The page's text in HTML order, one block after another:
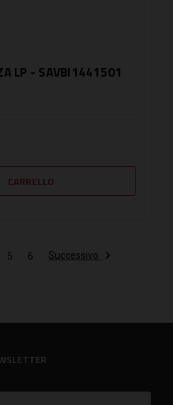
LP - SAVBI1441501
5 6 Successivo